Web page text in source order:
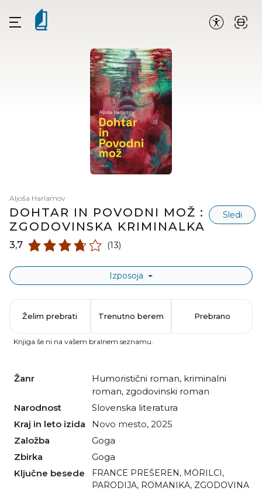
Aljoša Harlamov
DOHTAR IN POVODNI MOŽ :
ZGODOVINSKA KRIMINALKA
Sledi
3,7 (13)
Izposoja
Žanr humoristični roman, kriminalni
roman, zgodovinski roman
Narodnost
slovenska literatura
Kraj in leto izida
Novo mesto, 2025
Založba
Goga
Zbirka
Goga
Ključne besede
FRANCE PREŠEREN, MORILCI,
PARODIJA, ROMANIKA, ZGODOVINA
Želim prebrati Trenutno berem Prebrano
Knjiga še ni na vašem bralnem seznamu.